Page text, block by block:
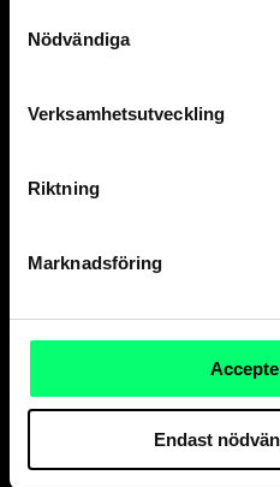
Nödvändiga
Verksamhetsutveckling
Riktning
Marknadsföring
Endast
Försäkringsärenden,
Aktia Finnair Visa kundservice
Spärrtjänst för kort 24 h*
Nätbankens spärrtjänst 24 h
*Kortsäkerhetstjänstens kontakter för
ring endast detta nummer ifall det